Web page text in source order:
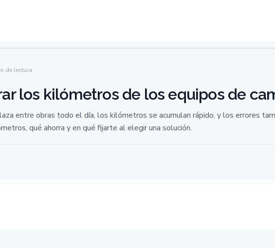
de lectura
los kilómetros de los equipos de
entre obras todo el día, los kilómetros se acumulan rápido, y los errores
qué ahorra y en qué fijarte al elegir una solución.